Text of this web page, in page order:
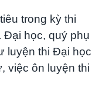
trong kỳ thi
Đại học, quý phụ
luyện thi Đại học
việc ôn luyện thi